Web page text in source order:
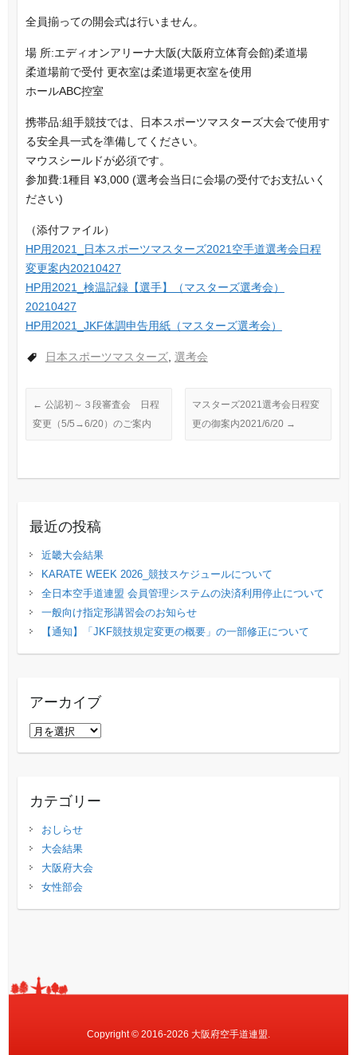
全員揃っての開会式は行いません。
場 所:エディオンアリーナ大阪(大阪府立体育会館)柔道場
柔道場前で受付 更衣室は柔道場更衣室を使用
ホールABC控室
携帯品:組手競技では、日本スポーツマスターズ大会で使用す
る安全具一式を準備してください。
マウスシールドが必須です。
参加費:1種目 ¥3,000 (選考会当日に会場の受付でお支払いく
ださい)
（添付ファイル）
HP用2021_日本スポーツマスターズ2021空手道選考会日程
変更案内20210427
HP用2021_検温記録【選手】（マスターズ選考会）
20210427
HP用2021_JKF体調申告用紙（マスターズ選考会）
日本スポーツマスターズ, 選考会
← 公認初～３段審査会 日程
変更（5/5→6/20）のご案内
マスターズ2021選考会日程変
更の御案内2021/6/20 →
最近の投稿
近畿大会結果
KARATE WEEK 2026_競技スケジュールについて
全日本空手道連盟 会員管理システムの決済利用停止について
一般向け指定形講習会のお知らせ
【通知】「JKF競技規定変更の概要」の⼀部修正について
アーカイブ
ア
ー
ブ
カテゴリー
おしらせ
大会結果
大阪府大会
女性部会
Copyright © 2016-2026 大阪府空手道連盟.